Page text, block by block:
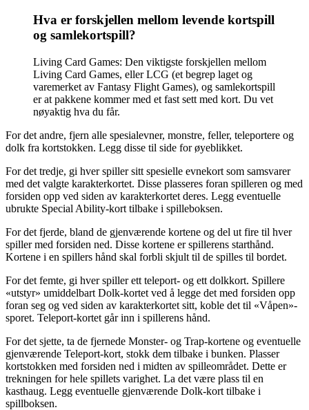
Hva er forskjellen mellom levende kortspill
og samlekortspill?
Living Card Games: Den viktigste forskjellen mellom
Living Card Games, eller LCG (et begrep laget og
varemerket av Fantasy Flight Games), og samlekortspill
er at pakkene kommer med et fast sett med kort. Du vet
nøyaktig hva du får.
For det andre, fjern alle spesialevner, monstre, feller, teleportere og
dolk fra kortstokken. Legg disse til side for øyeblikket.
For det tredje, gi hver spiller sitt spesielle evnekort som samsvarer
med det valgte karakterkortet. Disse plasseres foran spilleren og med
forsiden opp ved siden av karakterkortet deres. Legg eventuelle
ubrukte Special Ability-kort tilbake i spilleboksen.
For det fjerde, bland de gjenværende kortene og del ut fire til hver
spiller med forsiden ned. Disse kortene er spillerens starthånd.
Kortene i en spillers hånd skal forbli skjult til de spilles til bordet.
For det femte, gi hver spiller ett teleport- og ett dolkkort. Spillere
«utstyr» umiddelbart Dolk-kortet ved å legge det med forsiden opp
foran seg og ved siden av karakterkortet sitt, koble det til «Våpen»-
sporet. Teleport-kortet går inn i spillerens hånd.
For det sjette, ta de fjernede Monster- og Trap-kortene og eventuelle
gjenværende Teleport-kort, stokk dem tilbake i bunken. Plasser
kortstokken med forsiden ned i midten av spilleområdet. Dette er
trekningen for hele spillets varighet. La det være plass til en
kasthaug. Legg eventuelle gjenværende Dolk-kort tilbake i
spillboksen.